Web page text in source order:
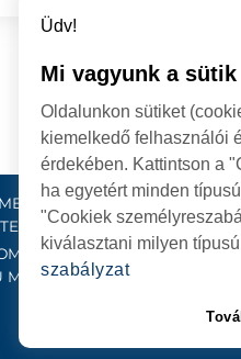
HIVATAL
NR. 1 CORP M,
MARE
Üdv!
Mi vagyunk a sütik
Oldalunkon sütiket
kiemelkedő felhasználói
érdekében. Kattintson a
ha egyetért minden
"Cookiek
kiválasztani milyen
szabályzat